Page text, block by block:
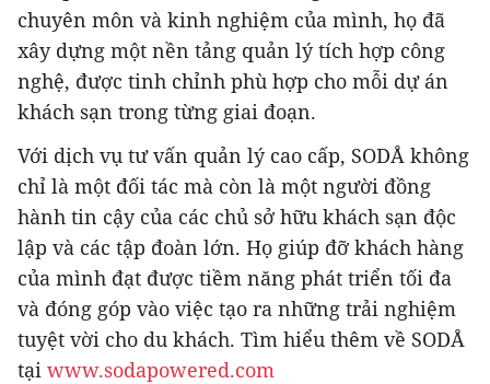
chuyên môn và kinh nghiệm của mình, họ đã
xây dựng một nền tảng quản lý tích hợp công
nghệ, được tinh chỉnh phù hợp cho mỗi dự án
khách sạn trong từng giai đoạn.
Với dịch vụ tư vấn quản lý cao cấp, SODÅ không
chỉ là một đối tác mà còn là một người đồng
hành tin cậy của các chủ sở hữu khách sạn độc
lập và các tập đoàn lớn. Họ giúp đỡ khách hàng
của mình đạt được tiềm năng phát triển tối đa
và đóng góp vào việc tạo ra những trải nghiệm
tuyệt vời cho du khách. Tìm hiểu thêm về SODÅ
tại www.sodapowered.com